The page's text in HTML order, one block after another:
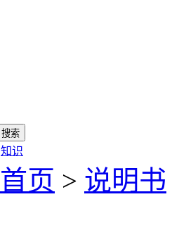
搜索
知识
首页 > 说明书